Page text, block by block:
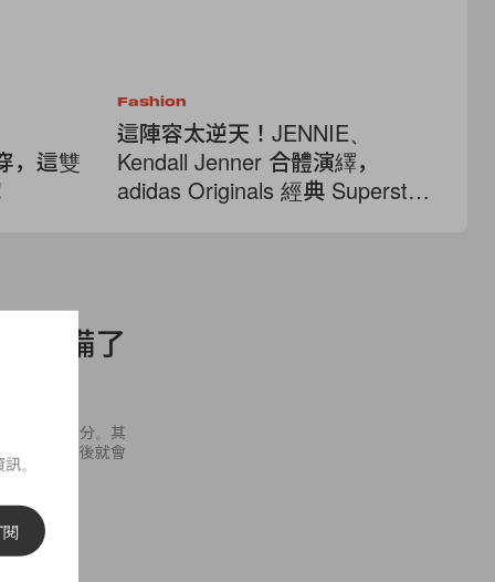
，這雙
Fashion
這陣容太逆天！JENNIE、
Kendall Jenner 合體演繹，
adidas Originals 經典 Superstar
準備了
頭髮這部分。其
味道，過後就會
。